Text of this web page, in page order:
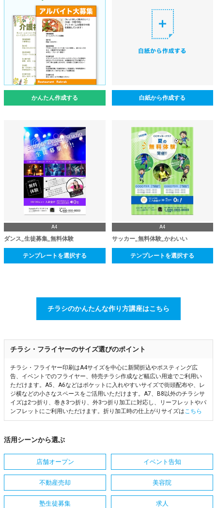
かんたん作成する 白紙から作成する
A4
ダンス_生徒募集_無料体験
テンプレートを選択する
A4
サッカー_無料体験_かわいい
テンプレートを選択する
チラシのかんたんな作り方講座はこちら
チラシ・フライヤーのサイズ選びのポイント
チラシ・フライヤー印刷はA4サイズを中心に新聞折込やポスティング広
告、イベントでのフライヤー、特売チラシ作成など幅広い用途でご利用い
ただけます。A5、A6などはポケットに入れやすいサイズで街頭配布や、レ
ジ横などの小さなスペースをご活用いただけます。A7、B8以外のチラシサ
イズは2つ折り、巻き3つ折り、外3つ折り加工に対応し、リーフレットやパ
ンフレットにご利用いただけます。折り加工時の仕上がりサイズは こちら
活用シーンから選ぶ
店舗オープン イベント告知
不動産売却 美容院
塾生徒募集 求人